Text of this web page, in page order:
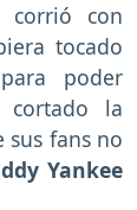
con
tocado
poder
cortado la
sus fans no
Yankee